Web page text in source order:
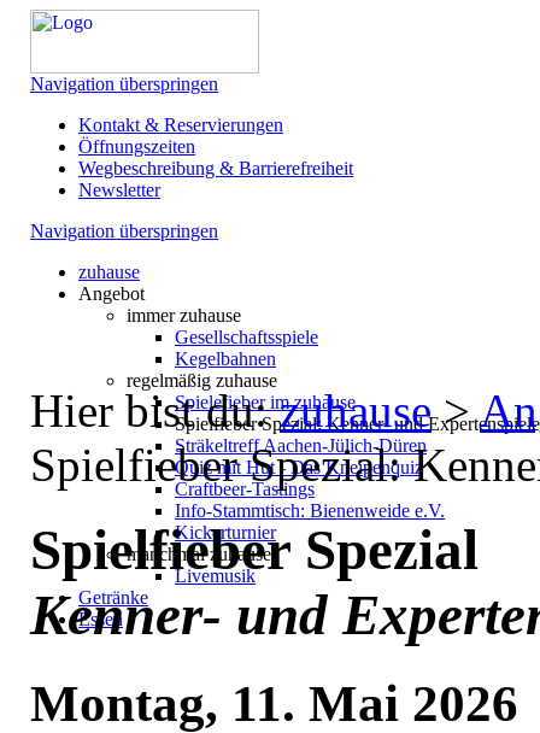
Navigation überspringen
Kontakt & Reservierungen
Öffnungszeiten
Wegbeschreibung & Barrierefreiheit
Newsletter
Navigation überspringen
zuhause
Angebot
immer zuhause
Gesellschaftsspiele
Kegelbahnen
regelmäßig zuhause
Spielefieber im zuhause
Spielfieber Spezial: Kenner- und
Sträkeltreff Aachen-Jülich-Düren
Quiz mit Hut - Das Kneipenquiz
Craftbeer-Tastings
Info-Stammtisch: Bienenweide e.V.
Kickerturnier
manchmal zuhause
Livemusik
Getränke
Essen
Hier bist du:zuhause>
Spielfieber Spezial:
Spielfieber Spezial
Kenner- und
Montag, 11. Mai 2026